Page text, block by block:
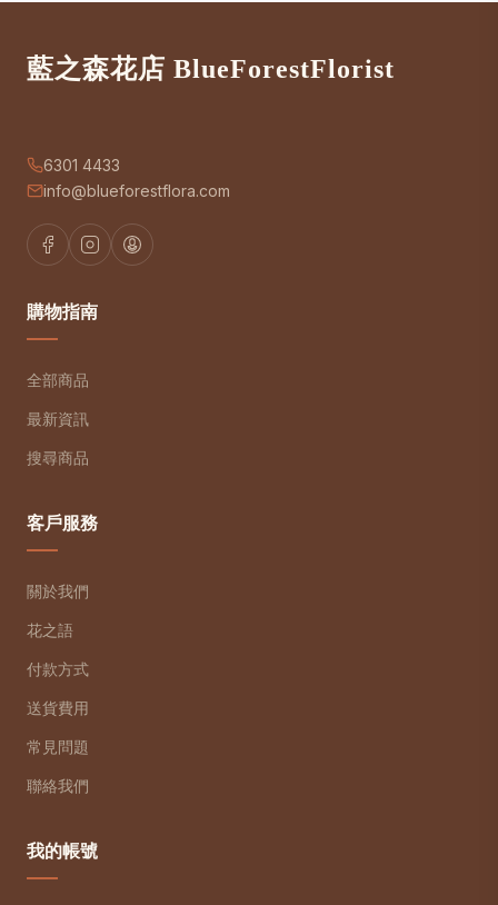
藍之森花店 BlueForestFlorist
6301 4433
info@blueforestflora.com
購物指南
全部商品
最新資訊
搜尋商品
客戶服務
關於我們
花之語
付款方式
送貨費用
常見問題
聯絡我們
我的帳號